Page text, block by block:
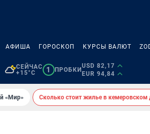
АФИША ГОРОСКОП КУРСЫ ВАЛЮТ
СЕЙЧАС
+15°C
1 ПРОБКИ
USD 82,17
EUR 94,84
«Мир» Сколько стоит жилье в кемеровском